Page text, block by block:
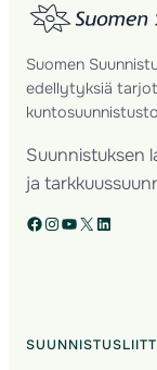
Suomen
edellytyksiä
Suunnistuksen
ja
Facebook Instagram YouTube X LinkedIn